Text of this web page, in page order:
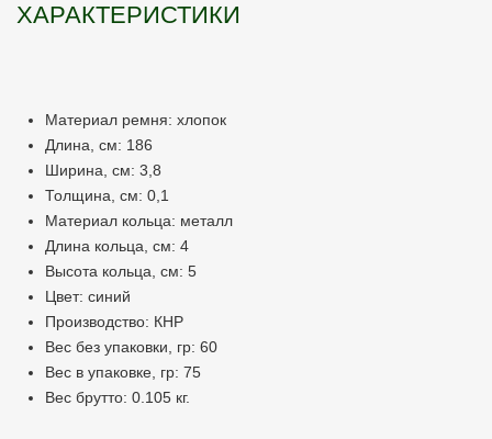
ХАРАКТЕРИСТИКИ
Материал ремня: хлопок
Длина, см: 186
Ширина, см: 3,8
Толщина, см: 0,1
Материал кольца: металл
Длина кольца, см: 4
Высота кольца, см: 5
Цвет: синий
Производство: КНР
Вес без упаковки, гр: 60
Вес в упаковке, гр: 75
Вес брутто: 0.105 кг.